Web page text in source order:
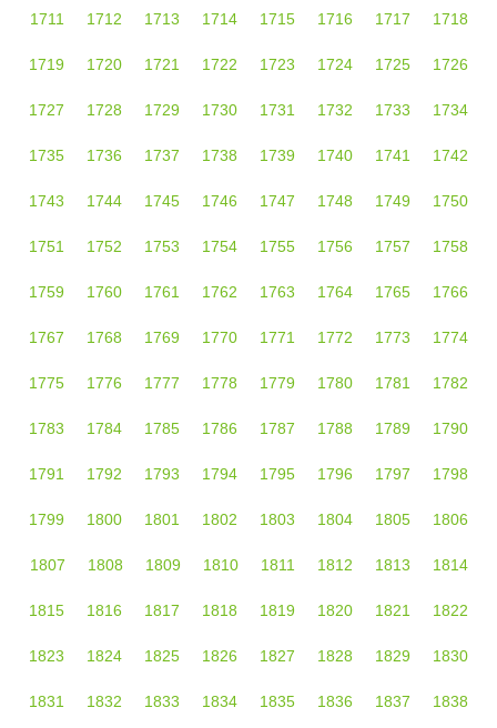
1711 1712 1713 1714 1715 1716 1717 1718
1719 1720 1721 1722 1723 1724 1725 1726
1727 1728 1729 1730 1731 1732 1733 1734
1735 1736 1737 1738 1739 1740 1741 1742
1743 1744 1745 1746 1747 1748 1749 1750
1751 1752 1753 1754 1755 1756 1757 1758
1759 1760 1761 1762 1763 1764 1765 1766
1767 1768 1769 1770 1771 1772 1773 1774
1775 1776 1777 1778 1779 1780 1781 1782
1783 1784 1785 1786 1787 1788 1789 1790
1791 1792 1793 1794 1795 1796 1797 1798
1799 1800 1801 1802 1803 1804 1805 1806
1807 1808 1809 1810 1811 1812 1813 1814
1815 1816 1817 1818 1819 1820 1821 1822
1823 1824 1825 1826 1827 1828 1829 1830
1831 1832 1833 1834 1835 1836 1837 1838